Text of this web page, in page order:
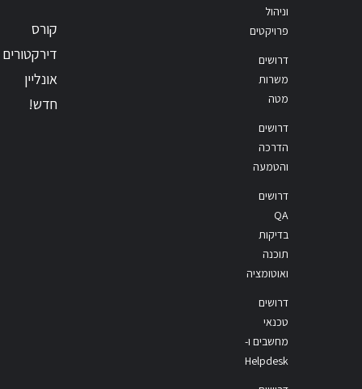
וניהול
פרויקטים
דרושים
משרות
מטה
דרושים
הדרכה
והטמעה
דרושים
QA
בדיקות
תוכנה
ואוטומציה
דרושים
טכנאי
מחשבים ו-
Helpdesk
קורס
דירקטורים
אונליין
חדש!